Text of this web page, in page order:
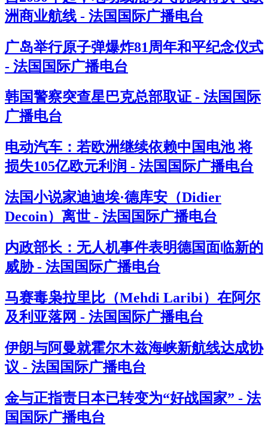
洲商业航线 - 法国国际广播电台
广岛举行原子弹爆炸81周年和平纪念仪式
- 法国国际广播电台
韩国警察突查星巴克总部取证 - 法国国际
广播电台
电动汽车：若欧洲继续依赖中国电池 将
损失105亿欧元利润 - 法国国际广播电台
法国小说家迪迪埃·德库安（Didier
Decoin）离世 - 法国国际广播电台
内政部长：无人机事件表明德国面临新的
威胁 - 法国国际广播电台
马赛毒枭拉里比（Mehdi Laribi）在阿尔
及利亚落网 - 法国国际广播电台
伊朗与阿曼就霍尔木兹海峡新航线达成协
议 - 法国国际广播电台
金与正指责日本已转变为“好战国家” - 法
国国际广播电台